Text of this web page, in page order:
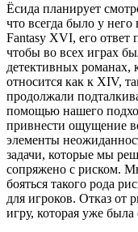
Ёсида планирует
что всегда было у него
Fantasy XVI, его ответ
чтобы во всех играх
детективных романах,
относится как к XIV,
продолжали
помощью нашего
привнести ощущение
элементы
задачи, которые мы
сопряжено с риском.
бояться такого рода
для игроков. Отказ от
игру, которая уже